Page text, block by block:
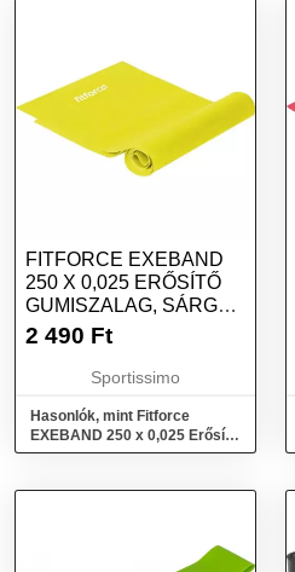
FITFORCE EXEBAND
250 X 0,025 ERŐSÍTŐ
GUMISZALAG, SÁRGA,
MÉRET
2 490 Ft
Sportissimo
Hasonlók, mint Fitforce
EXEBAND 250 x 0,025 Erősítő
gumiszalag, sárga, méret